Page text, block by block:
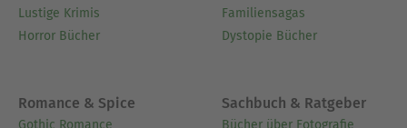
Lustige Krimis
Horror Bücher
Familiensagas
Dystopie Bücher
Romance & Spice
Gothic Romance
Sachbuch & Ratgeber
Bücher über Fotografie